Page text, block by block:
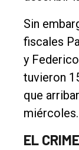
Sin
fiscales
y
tuvieron
que
miércoles.
EL